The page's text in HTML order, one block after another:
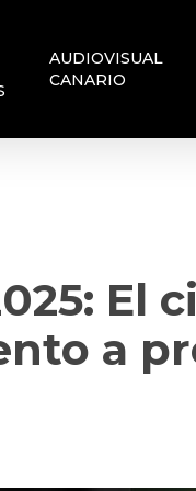
AUDIOVISUAL
CANARIO
El
a